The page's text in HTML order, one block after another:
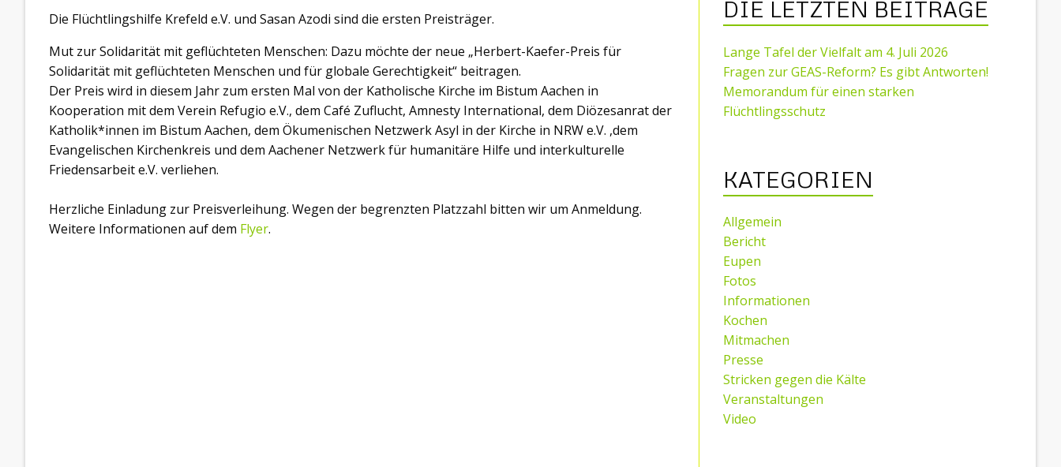
Die Flüchtlingshilfe Krefeld e.V. und Sasan Azodi sind die ersten Preisträger.
Mut zur Solidarität mit geflüchteten Menschen: Dazu möchte der neue „Herbert-Kaefer-Preis für
Solidarität mit geflüchteten Menschen und für globale Gerechtigkeit“ beitragen.
Der Preis wird in diesem Jahr zum ersten Mal von der Katholische Kirche im Bistum Aachen in
Kooperation mit dem Verein Refugio e.V., dem Café Zuflucht, Amnesty International, dem Diözesanrat der
Katholik*innen im Bistum Aachen, dem Ökumenischen Netzwerk Asyl in der Kirche in NRW e.V. ,dem
Evangelischen Kirchenkreis und dem Aachener Netzwerk für humanitäre Hilfe und interkulturelle
Friedensarbeit e.V. verliehen.
Herzliche Einladung zur Preisverleihung. Wegen der begrenzten Platzzahl bitten wir um Anmeldung.
Weitere Informationen auf dem Flyer.
DIE LETZTEN BEITRÄGE
Lange Tafel der Vielfalt am 4. Juli 2026
Fragen zur GEAS-Reform? Es gibt Antworten!
Memorandum für einen starken
Flüchtlingsschutz
KATEGORIEN
Allgemein
Bericht
Eupen
Fotos
Informationen
Kochen
Mitmachen
Presse
Stricken gegen die Kälte
Veranstaltungen
Video